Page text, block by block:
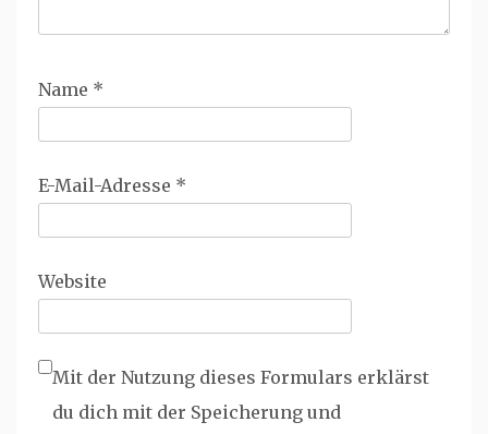
Name *
E-Mail-Adresse *
Website
Mit der Nutzung dieses Formulars erklärst
du dich mit der Speicherung und